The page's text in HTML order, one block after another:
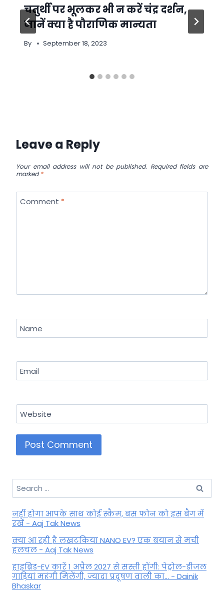
चतुर्थी पर भूलकर भी न करें चंद्र दर्शन,
जानें क्या है पौराणिक मान्यता
By September 18, 2023
Leave a Reply
Your email address will not be published. Required fields are
marked*
Comment *
Name
Email
Website
Search
for:
नहीं होगा आपके साथ कोई स्कैम, बस फोन को इस बैग में
रखें - Aaj Tak News
क्या आ रही है लखटकिया NANO EV? एक बयान से मची
हलचल - Aaj Tak News
हाइब्रिड-EV कारें 1 अप्रैल 2027 से सस्ती होंगी: पेट्रोल-डीजल
गाड़ियां महंगी मिलेंगी, ज्यादा प्रदूषण वाली का... - Dainik
Bhaskar